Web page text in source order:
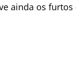
ainda os